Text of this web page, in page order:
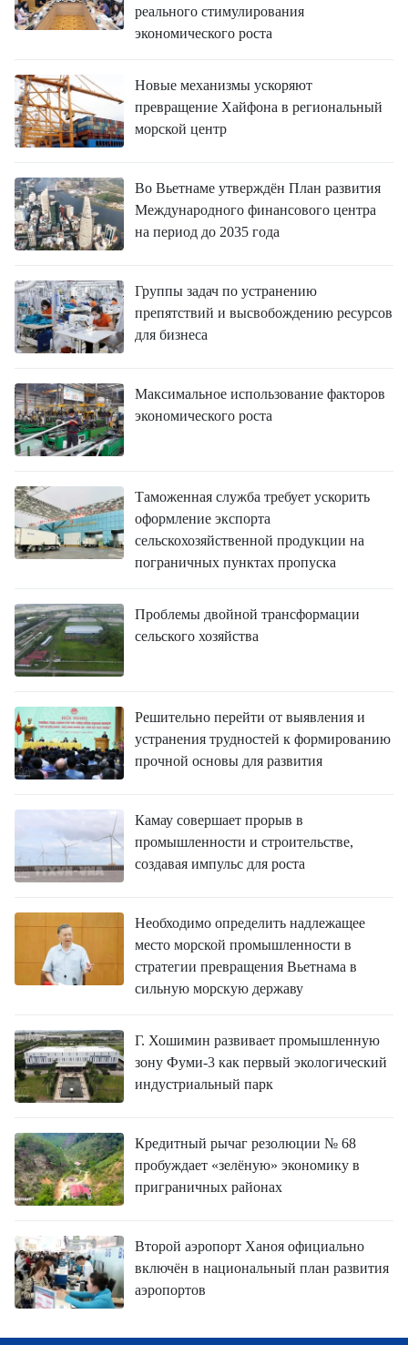
реального стимулирования
экономического роста
Новые механизмы ускоряют
превращение Хайфона в региональный
морской центр
Во Вьетнаме утверждён План развития
Международного финансового центра
на период до 2035 года
Группы задач по устранению
препятствий и высвобождению ресурсов
для бизнеса
Максимальное использование факторов
экономического роста
Таможенная служба требует ускорить
оформление экспорта
сельскохозяйственной продукции на
пограничных пунктах пропуска
Проблемы двойной трансформации
сельского хозяйства
Решительно перейти от выявления и
устранения трудностей к формированию
прочной основы для развития
Камау совершает прорыв в
промышленности и строительстве,
создавая импульс для роста
Необходимо определить надлежащее
место морской промышленности в
стратегии превращения Вьетнама в
сильную морскую державу
Г. Хошимин развивает промышленную
зону Фуми-3 как первый экологический
индустриальный парк
Кредитный рычаг резолюции № 68
пробуждает «зелёную» экономику в
приграничных районах
Второй аэропорт Ханоя официально
включён в национальный план развития
аэропортов